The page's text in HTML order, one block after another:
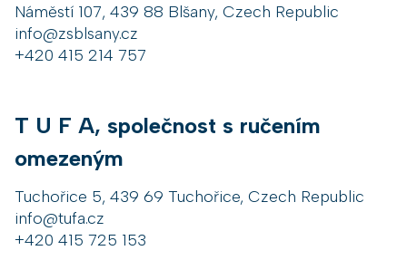
Náměstí 107, 439 88 Blšany, Czech Republic
info@zsblsany.cz
+420 415 214 757
T U F A, společnost s ručením
omezeným
Tuchořice 5, 439 69 Tuchořice, Czech Republic
info@tufa.cz
+420 415 725 153